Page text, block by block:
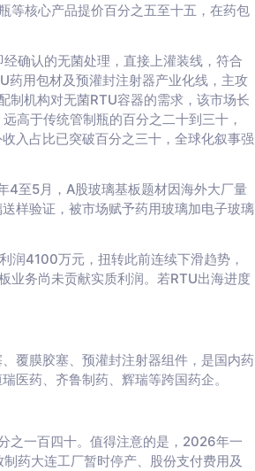
等核心产品提价百分之五至十五，在药包
确认的无菌处理，直接上灌装线，符合
药用包材及预灌封注射器产业化线，主攻
制机构对无菌RTU容器的需求，该市场长
高于传统管制瓶的百分之二十到三十，
入占比已突破百分之三十，全球化叙事强
4至5月，A股玻璃基板题材因海外大厂量
样验证，被市场赋予药用玻璃加电子玻璃
润4100万元，扭转此前连续下滑趋势，
业务尚未贡献实质利润。若RTU出海进度
覆膜胶塞、预灌封注射器组件，是国内药
医药、齐鲁制药、辉瑞等跨国药企。
之一百四十。值得注意的是，2026年一
药大连工厂暂时停产、股份支付费用及